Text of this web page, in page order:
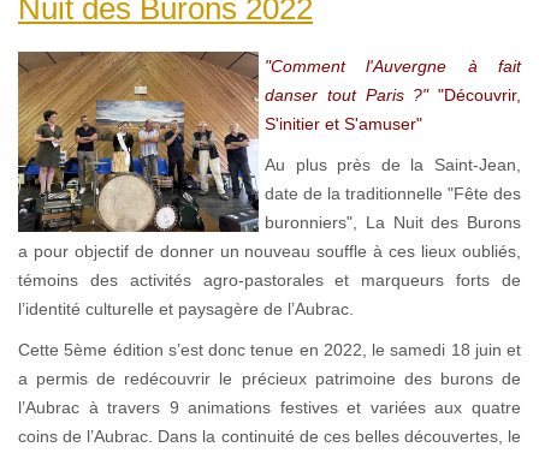
Nuit des Burons 2022
"Comment l'Auvergne à fait
danser tout Paris ?" "Découvrir,
S'initier et S'amuser"
Au plus près de la Saint-Jean,
date de la traditionnelle "Fête des
buronniers", La Nuit des Burons
a pour objectif de donner un nouveau souffle à ces lieux oubliés,
témoins des activités agro-pastorales et marqueurs forts de
l’identité culturelle et paysagère de l’Aubrac.
Cette 5ème édition s’est donc tenue en 2022, le samedi 18 juin et
a permis de redécouvrir le précieux patrimoine des burons de
l’Aubrac à travers 9 animations festives et variées aux quatre
coins de l’Aubrac. Dans la continuité de ces belles découvertes, le